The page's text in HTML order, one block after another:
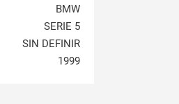
BMW
SERIE 5
SIN DEFINIR
1999